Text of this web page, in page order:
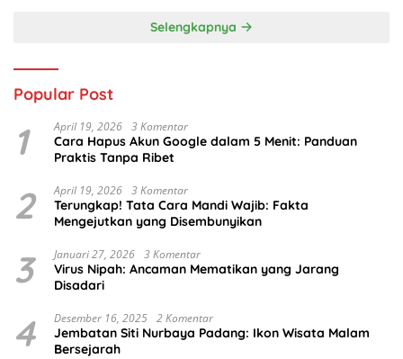
Selengkapnya
Popular Post
1 April 19, 2026 3 Komentar
Cara Hapus Akun Google dalam 5 Menit: Panduan
Praktis Tanpa Ribet
2 April 19, 2026 3 Komentar
Terungkap! Tata Cara Mandi Wajib: Fakta
Mengejutkan yang Disembunyikan
3 Januari 27, 2026 3 Komentar
Virus Nipah: Ancaman Mematikan yang Jarang
Disadari
4 Desember 16, 2025 2 Komentar
Jembatan Siti Nurbaya Padang: Ikon Wisata Malam
Bersejarah